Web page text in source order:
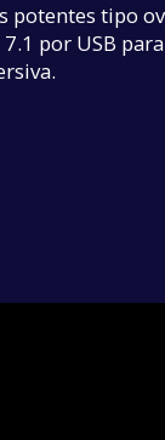
potentes tipo
por USB